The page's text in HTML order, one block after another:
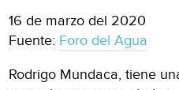
16 de marzo del 2020
Fuente: Foro del Agua
Rodrigo Mundaca, tiene